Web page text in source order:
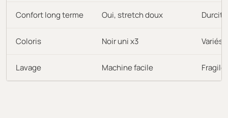
Confort long terme Oui, stretch doux Durcit
Coloris Noir uni x3 Variés
Lavage Machine facile Fragile